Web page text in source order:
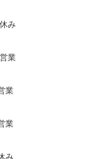
み
業
業
業
み